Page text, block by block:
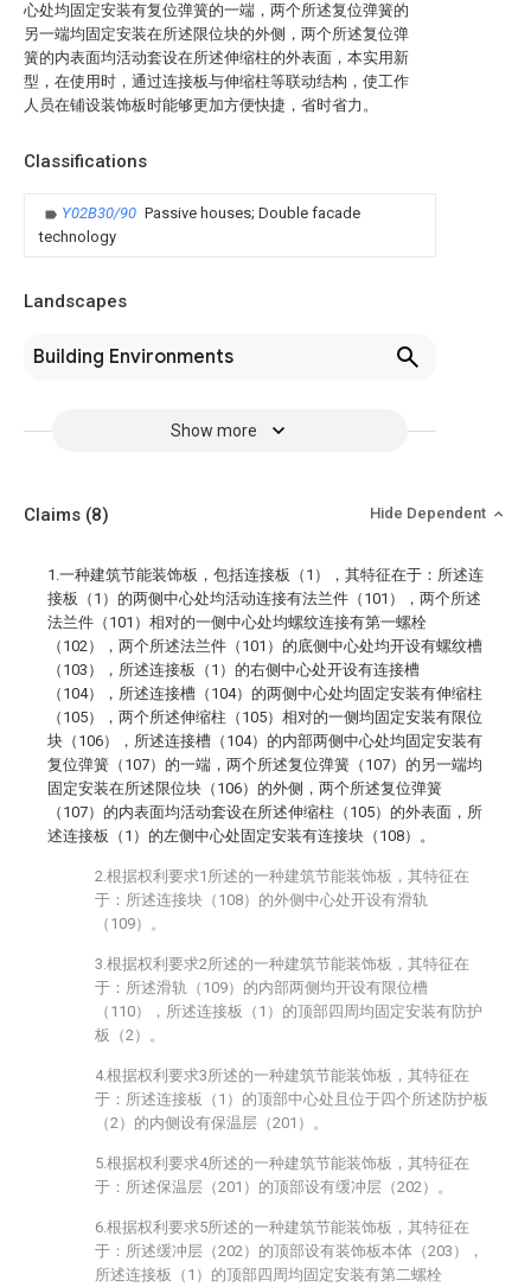
心处均固定安装有复位弹簧的一端，两个所述复位弹簧的
另一端均固定安装在所述限位块的外侧，两个所述复位弹
簧的内表面均活动套设在所述伸缩柱的外表面，本实用新
型，在使用时，通过连接板与伸缩柱等联动结构，使工作
人员在铺设装饰板时能够更加方便快捷，省时省力。
Classifications
Y02B30/90 Passive houses; Double facade
technology
Landscapes
Building Environments
Show more
Claims (8) Hide Dependent
1.一种建筑节能装饰板，包括连接板（1），其特征在于：所述连
接板（1）的两侧中心处均活动连接有法兰件（101），两个所述
法兰件（101）相对的一侧中心处均螺纹连接有第一螺栓
（102），两个所述法兰件（101）的底侧中心处均开设有螺纹槽
（103），所述连接板（1）的右侧中心处开设有连接槽
（104），所述连接槽（104）的两侧中心处均固定安装有伸缩柱
（105），两个所述伸缩柱（105）相对的一侧均固定安装有限位
块（106），所述连接槽（104）的内部两侧中心处均固定安装有
复位弹簧（107）的一端，两个所述复位弹簧（107）的另一端均
固定安装在所述限位块（106）的外侧，两个所述复位弹簧
（107）的内表面均活动套设在所述伸缩柱（105）的外表面，所
述连接板（1）的左侧中心处固定安装有连接块（108）。
2.根据权利要求1所述的一种建筑节能装饰板，其特征在
于：所述连接块（108）的外侧中心处开设有滑轨
（109）。
3.根据权利要求2所述的一种建筑节能装饰板，其特征在
于：所述滑轨（109）的内部两侧均开设有限位槽
（110），所述连接板（1）的顶部四周均固定安装有防护
板（2）。
4.根据权利要求3所述的一种建筑节能装饰板，其特征在
于：所述连接板（1）的顶部中心处且位于四个所述防护板
（2）的内侧设有保温层（201）。
5.根据权利要求4所述的一种建筑节能装饰板，其特征在
于：所述保温层（201）的顶部设有缓冲层（202）。
6.根据权利要求5所述的一种建筑节能装饰板，其特征在
于：所述缓冲层（202）的顶部设有装饰板本体（203），
所述连接板（1）的顶部四周均固定安装有第二螺栓